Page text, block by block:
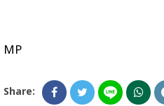
MP
Share: